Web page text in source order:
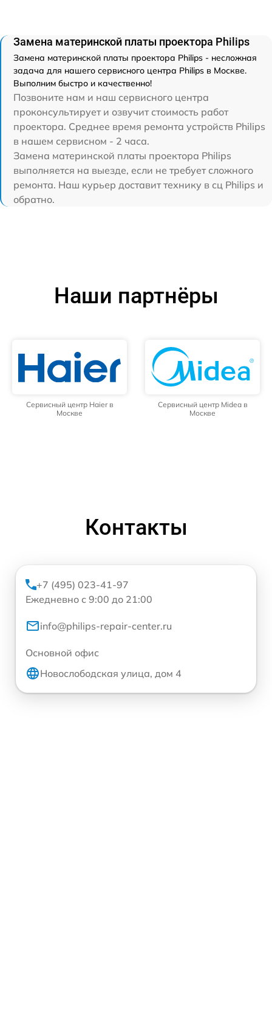
Замена материнской платы проектора Philips
Замена материнской платы проектора Philips - несложная
задача для нашего сервисного центра Philips в Москве.
Выполним быстро и качественно!
Позвоните нам и наш сервисного центра
проконсультирует и озвучит стоимость работ
проектора. Среднее время ремонта устройств Philips
в нашем сервисном - 2 часа.
Замена материнской платы проектора Philips
выполняется на выезде, если не требует сложного
ремонта. Наш курьер доставит технику в сц Philips и
обратно.
Наши партнёры
Сервисный центр Haier в
Москве
Сервисный центр Midea в
Москве
Контакты
+7 (495) 023-41-97
Ежедневно с 9:00 до 21:00
info@philips-repair-center.ru
Основной офис
Новослободская улица, дом 4